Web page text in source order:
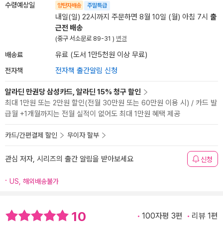
수령예상일 양탄자배송 주말특급
내일(일) 22시까지 주문하면 8월 10일 (월) 아침 7시 출
근전 배송
(중구 서소문로 89-31 ) 변경
배송료 유료 (도서 1만5천원 이상 무료)
전자책 전자책 출간알림 신청
알라딘 만권당 삼성카드, 알라딘 15% 청구 할인
최대 1만원 또는 2만원 할인(전월 30만원 또는 60만원 이용 시) / 카드 발
급월 +1개월까지는 전월 실적이 없어도 최대 1만원 혜택 제공
카드/간편결제 할인 무이자 할부
관심 저자, 시리즈의 출간 알림을 받아보세요 신청
US, 해외배송불가
10 100자평 3편 리뷰 1편